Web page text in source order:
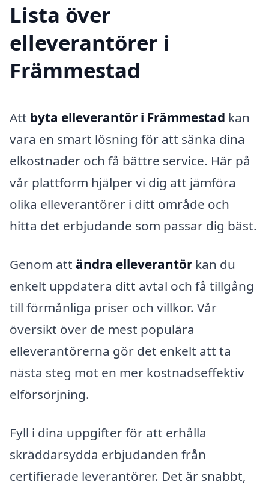
Lista över
elleverantörer i
Främmestad
Att byta elleverantör i Främmestad kan
vara en smart lösning för att sänka dina
elkostnader och få bättre service. Här på
vår plattform hjälper vi dig att jämföra
olika elleverantörer i ditt område och
hitta det erbjudande som passar dig bäst.
Genom att ändra elleverantör kan du
enkelt uppdatera ditt avtal och få tillgång
till förmånliga priser och villkor. Vår
översikt över de mest populära
elleverantörerna gör det enkelt att ta
nästa steg mot en mer kostnadseffektiv
elförsörjning.
Fyll i dina uppgifter för att erhålla
skräddarsydda erbjudanden från
certifierade leverantörer. Det är snabbt,